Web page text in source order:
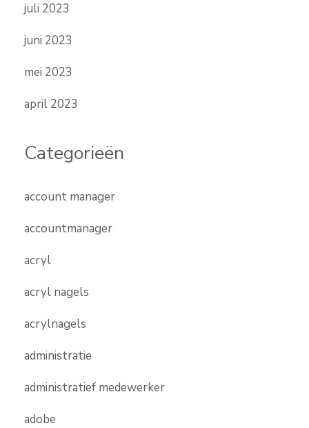
juli 2023
juni 2023
mei 2023
april 2023
Categorieën
account manager
accountmanager
acryl
acryl nagels
acrylnagels
administratie
administratief medewerker
adobe